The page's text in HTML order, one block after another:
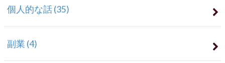
個人的な話(35)
副業 (4)